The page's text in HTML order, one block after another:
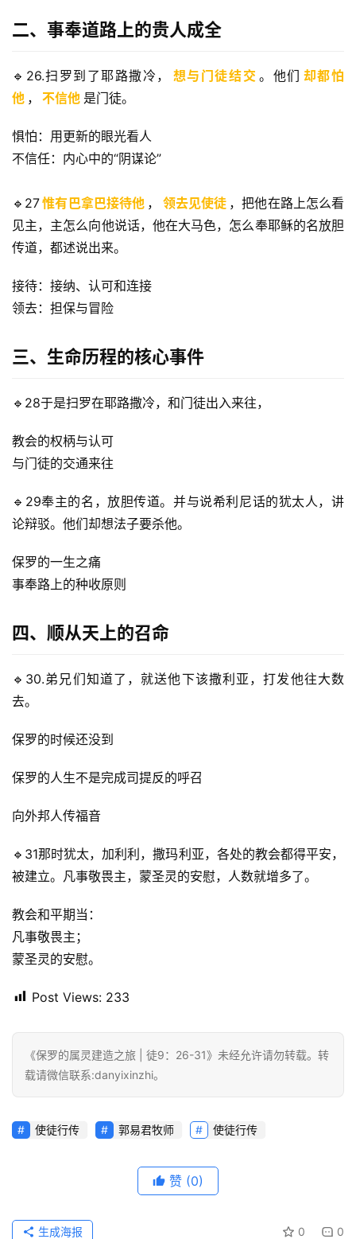
日
拜
题
讲
座
赞
美
拜
学
按
卷
查
热
点
回
应
关
我
们
二、事奉道路上的贵人成全
🔹26.扫罗到了耶路撒冷， 想与门徒结交 。他们 却都怕
他 ， 不信他 是门徒。
惧怕：用更新的眼光看人
不信任：内心中的“阴谋论”
🔹27惟有巴拿巴接待他 ， 领去见使徒 ，把他在路上怎么看
见主，主怎么向他说话，他在大马色，怎么奉耶稣的名放胆
传道，都述说出来。
接待：接纳、认可和连接
领去：担保与冒险
三、生命历程的核心事件
🔹28于是扫罗在耶路撒冷，和门徒出入来往，
教会的权柄与认可
与门徒的交通来往
🔹29奉主的名，放胆传道。并与说希利尼话的犹太人，讲
论辩驳。他们却想法子要杀他。
保罗的一生之痛
事奉路上的种收原则
四、顺从天上的召命
🔹30.弟兄们知道了，就送他下该撒利亚，打发他往大数
去。
保罗的时候还没到
保罗的人生不是完成司提反的呼召
向外邦人传福音
🔹31那时犹太，加利利，撒玛利亚，各处的教会都得平安，
被建立。凡事敬畏主，蒙圣灵的安慰，人数就增多了。
教会和平期当：
凡事敬畏主；
蒙圣灵的安慰。
Post Views: 233
《保罗的属灵建造之旅 | 徒9：26-31》未经允许请勿转载。转
载请微信联系:danyixinzhi。
使徒行传 郭易君牧师 使徒行传
赞 (0)
0 0
生成海报